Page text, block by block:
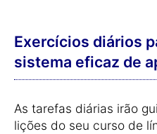
Exercícios diários
sistema eficaz de
As tarefas diárias irão
lições do seu curso de